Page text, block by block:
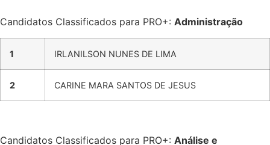
Candidatos Classificados para PRO+: Administração
1 IRLANILSON NUNES DE LIMA
2 CARINE MARA SANTOS DE JESUS
Candidatos Classificados para PRO+: Análise e